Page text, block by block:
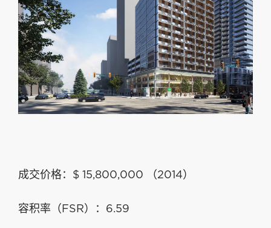
成交价格：$ 15,800,000 （2014）
容积率（FSR）：6.59